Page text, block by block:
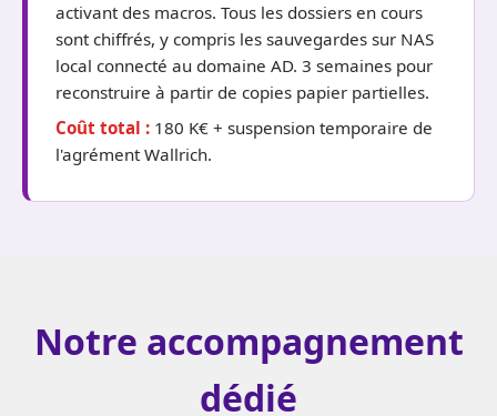
activant des macros. Tous les dossiers en cours
sont chiffrés, y compris les sauvegardes sur NAS
local connecté au domaine AD. 3 semaines pour
reconstruire à partir de copies papier partielles.
Coût total : 180 K€ + suspension temporaire de
l'agrément Wallrich.
Notre accompagnement
dédié